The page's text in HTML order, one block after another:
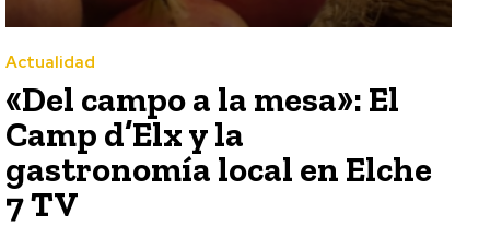
Actualidad
«Del campo a la mesa»: El
Camp d’Elx y la
gastronomía local en Elche
7 TV